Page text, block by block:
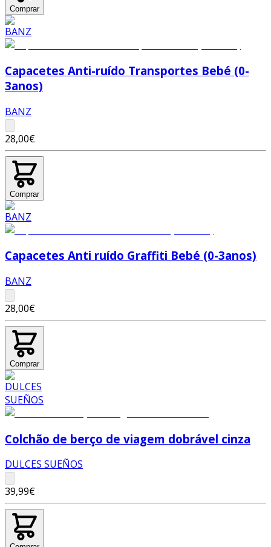
Comprar
Capacetes Anti-ruído Transportes Bebé (0-
3anos)
BANZ
28,00€
Comprar
Capacetes Anti ruído Graffiti Bebé (0-3anos)
BANZ
28,00€
Comprar
Colchão de berço de viagem dobrável cinza
DULCES SUEÑOS
39,99€